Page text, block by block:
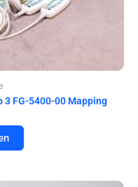
3 FG-5400-00 Mapping